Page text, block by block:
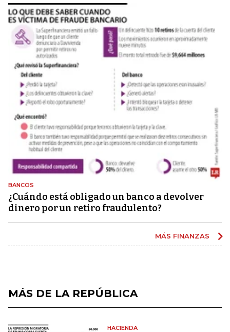
BANCOS
¿Cuándo está obligado un banco a devolver
dinero por un retiro fraudulento?
MÁS FINANZAS
MÁS DE LA REPÚBLICA
HACIENDA